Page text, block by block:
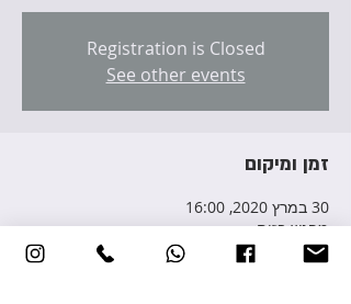
Registration is Closed
See other events
זמן ומיקום
30 במרץ 2020, 16:00
מפגש בזום